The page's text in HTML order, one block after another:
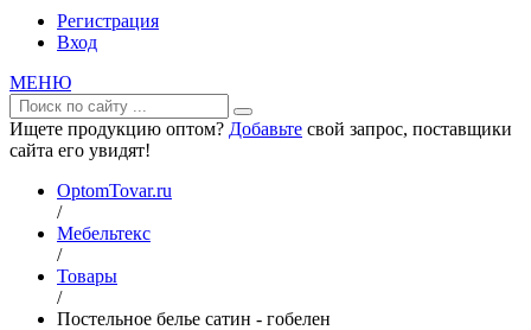
Регистрация
Вход
МЕНЮ
Ищете продукцию оптом? Добавьте свой запрос, поставщики
сайта его увидят!
OptomTovar.ru
/
Мебельтекс
/
Товары
/
Постельное белье сатин - гобелен